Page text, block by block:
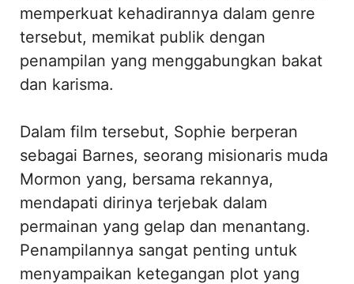
memperkuat kehadirannya dalam genre
tersebut, memikat publik dengan
penampilan yang menggabungkan bakat
dan karisma.
Dalam film tersebut, Sophie berperan
sebagai Barnes, seorang misionaris muda
Mormon yang, bersama rekannya,
mendapati dirinya terjebak dalam
permainan yang gelap dan menantang.
Penampilannya sangat penting untuk
menyampaikan ketegangan plot yang